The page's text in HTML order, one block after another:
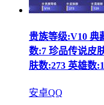
贵族等级:V10 典
数:7 珍品传说皮
肤数:273 英雄数
安卓QQ